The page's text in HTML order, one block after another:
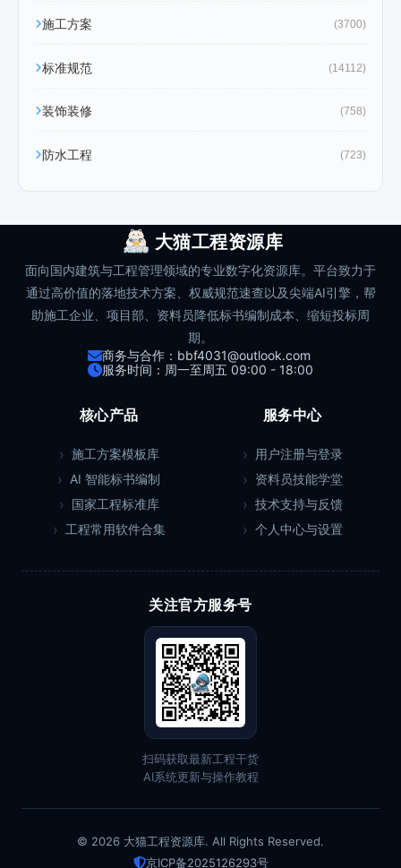
施工方案 (3700)
标准规范 (14112)
装饰装修 (758)
防水工程 (723)
大猫工程资源库
面向国内建筑与工程管理领域的专业数字化资源库。平台致力于
通过高价值的落地技术方案、权威规范速查以及尖端AI引擎，帮
助施工企业、项目部、资料员降低标书编制成本、缩短投标周
期。
商务与合作：bbf4031@outlook.com
服务时间：周一至周五 09:00 - 18:00
核心产品
施工方案模板库
AI 智能标书编制
国家工程标准库
工程常用软件合集
服务中心
用户注册与登录
资料员技能学堂
技术支持与反馈
个人中心与设置
关注官方服务号
扫码获取最新工程干货
AI系统更新与操作教程
© 2026 大猫工程资源库. All Rights Reserved.
京ICP备2025126293号